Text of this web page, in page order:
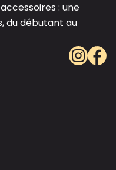
: une
du débutant au